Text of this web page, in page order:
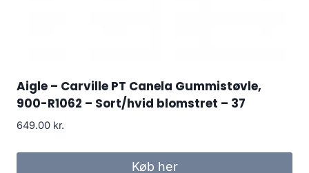
Aigle – Carville PT Canela Gummistøvle,
900-R1062 – Sort/hvid blomstret – 37
649.00 kr.
Køb her